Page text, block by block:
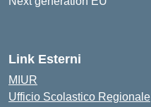
Link Esterni
MIUR
Ufficio Scolastico Regionale